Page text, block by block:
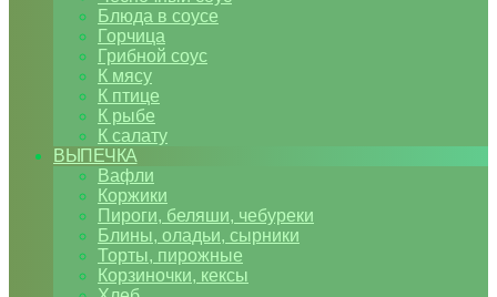
Блюда в соусе
Горчица
Грибной соус
К мясу
К птице
К рыбе
К салату
ВЫПЕЧКА
Вафли
Коржики
Пироги, беляши, чебуреки
Блины, оладьи, сырники
Торты, пирожные
Корзиночки, кексы